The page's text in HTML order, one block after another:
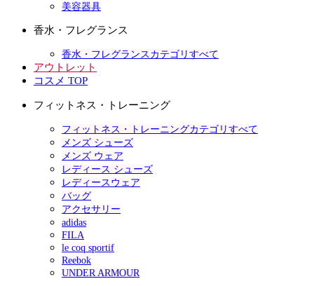
美容器具
香水・フレグランス
香水・フレグランスカテゴリすべて
アウトレット
コスメ TOP
フィットネス・トレーニング
フィットネス・トレーニングカテゴリすべて
メンズ シューズ
メンズ ウェア
レディース シューズ
レディースウェア
バッグ
アクセサリー
adidas
FILA
le coq sportif
Reebok
UNDER ARMOUR